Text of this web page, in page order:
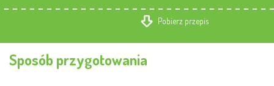
Pobierz przepis
Sposób przygotowania